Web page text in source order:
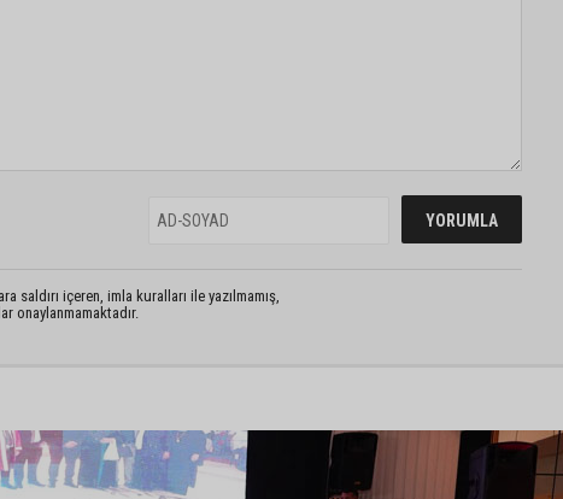
saldırı içeren, imla kuralları ile yazılmamış,
onaylanmamaktadır.